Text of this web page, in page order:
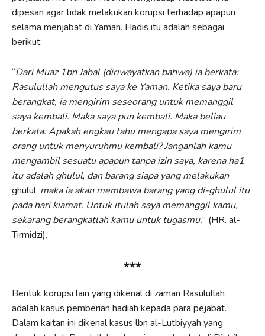
dipesan agar tidak melakukan korupsi terhadap apapun
selama menjabat di Yaman. Hadis itu adalah sebagai
berikut:
“Dari Muaz 1bn Jabal (diriwayatkan bahwa) ia berkata:
Rasulullah mengutus saya ke Yaman. Ketika saya baru
berangkat, ia mengirim seseorang untuk memanggil
saya kembali. Maka saya pun kembali. Maka beliau
berkata:Apakah engkau tahu mengapa saya mengirim
orang untuk menyuruhmu kembali? Janganlah kamu
mengambil sesuatu apapun tanpa izin saya, karena ha1
itu adalah ghulul, dan barang siapa yang melakukan
ghulul, maka ia akan membawa barang yang di-ghulul itu
pada hari kiamat. Untuk itulah saya memanggil kamu,
sekarang berangkatlah kamu untuk tugasmu.” (HR. al-
Tirmidzi).
***
Bentuk korupsi lain yang dikenal di zaman Rasulullah
adalah kasus pemberian hadiah kepada para pejabat.
Dalam kaitan ini dikenal kasus lbn al-Lutbiyyah yang